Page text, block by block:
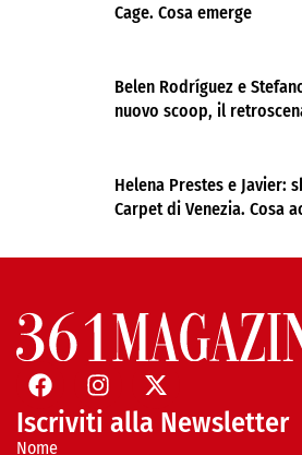
Cage. Cosa emerge
Belen Rodríguez e
nuovo scoop, il
Helena Prestes e Javier:
Carpet di Venezia. Cosa
Iscriviti alla Newsletter
Nome